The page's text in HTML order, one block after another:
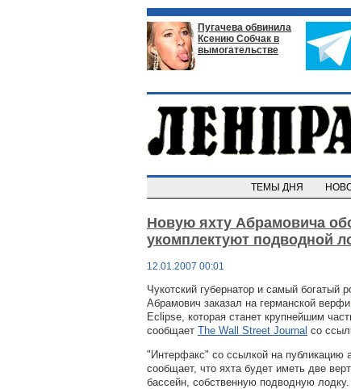
Пугачева обвинила
Ксению Собчак в
вымогательстве
ТЕМЫ ДНЯ
Новую яхту Абрамовича
укомплектуют подводной
12.01.2007 00:01
Чукотский губернатор и самый богатый
Абрамович заказал на германской верфи
Eclipse, которая станет крупнейшим
сообщает The Wall Street Journal со
"Интерфакс" со ссылкой на публикацию
сообщает, что яхта будет иметь две
бассейн, собственную подводную